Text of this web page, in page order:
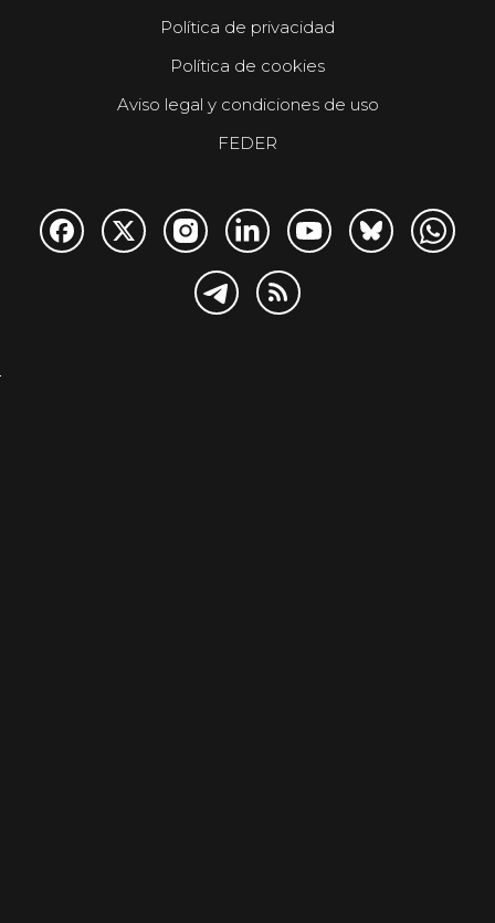
Política de privacidad
Política de cookies
Aviso legal y condiciones de uso
FEDER